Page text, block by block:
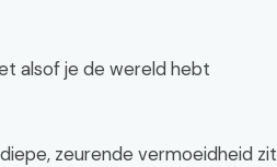
alsof je de wereld hebt
zeurende vermoeidheid zit